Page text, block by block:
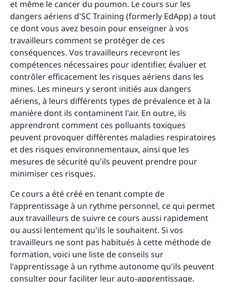
et même le cancer du poumon. Le cours sur les
dangers aériens d'SC Training (formerly EdApp) a tout
ce dont vous avez besoin pour enseigner à vos
travailleurs comment se protéger de ces
conséquences. Vos travailleurs recevront les
compétences nécessaires pour identifier, évaluer et
contrôler efficacement les risques aériens dans les
mines. Les mineurs y seront initiés aux dangers
aériens, à leurs différents types de prévalence et à la
manière dont ils contaminent l'air. En outre, ils
apprendront comment ces polluants toxiques
peuvent provoquer différentes maladies respiratoires
et des risques environnementaux, ainsi que les
mesures de sécurité qu'ils peuvent prendre pour
minimiser ces risques.
Ce cours a été créé en tenant compte de
l'apprentissage à un rythme personnel, ce qui permet
aux travailleurs de suivre ce cours aussi rapidement
ou aussi lentement qu'ils le souhaitent. Si vos
travailleurs ne sont pas habitués à cette méthode de
formation, voici une liste de conseils sur
l'apprentissage à un rythme autonome qu'ils peuvent
consulter pour faciliter leur auto-apprentissage.